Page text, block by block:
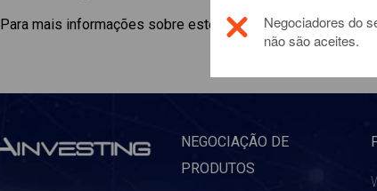
Para mais informações sobre este produto de
NEGOCIAÇÃO DE
PRODUTOS
Negociadores do
não são aceites.